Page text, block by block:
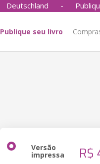
Deutschland -
Publique seu livro
Versão
impressa R$